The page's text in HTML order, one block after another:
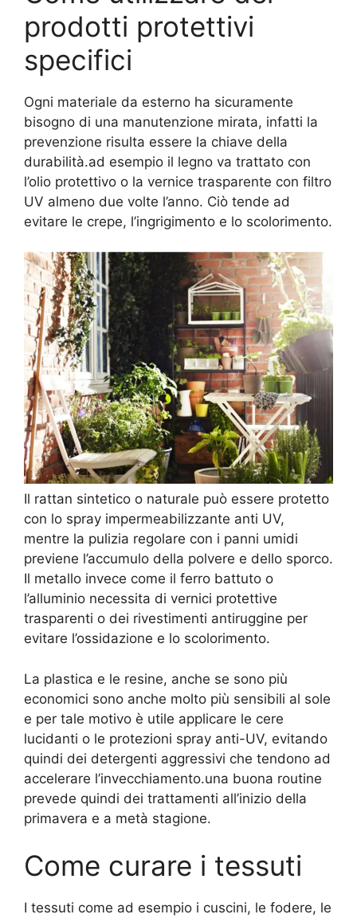
prodotti protettivi
specifici
Ogni materiale da esterno ha sicuramente
bisogno di una manutenzione mirata, infatti la
prevenzione risulta essere la chiave della
durabilità.ad esempio il legno va trattato con
l’olio protettivo o la vernice trasparente con filtro
UV almeno due volte l’anno. Ciò tende ad
evitare le crepe, l’ingrigimento e lo scolorimento.
Il rattan sintetico o naturale può essere protetto
con lo spray impermeabilizzante anti UV,
mentre la pulizia regolare con i panni umidi
previene l’accumulo della polvere e dello sporco.
Il metallo invece come il ferro battuto o
l’alluminio necessita di vernici protettive
trasparenti o dei rivestimenti antiruggine per
evitare l’ossidazione e lo scolorimento.
La plastica e le resine, anche se sono più
economici sono anche molto più sensibili al sole
e per tale motivo è utile applicare le cere
lucidanti o le protezioni spray anti-UV, evitando
quindi dei detergenti aggressivi che tendono ad
accelerare l’invecchiamento.una buona routine
prevede quindi dei trattamenti all’inizio della
primavera e a metà stagione.
Come curare i tessuti
I tessuti come ad esempio i cuscini, le fodere, le